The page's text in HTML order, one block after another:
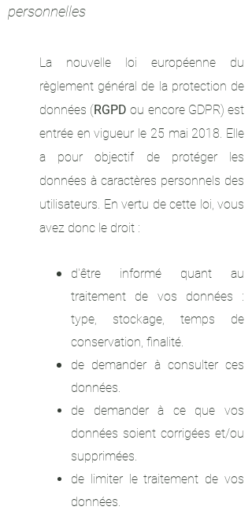
personnelles
La nouvelle loi européenne du
règlement général de la protection de
données (RGPD ou encore GDPR) est
entrée en vigueur le 25 mai 2018. Elle
a pour objectif de protéger les
données à caractères personnels des
utilisateurs. En vertu de cette loi, vous
avez donc le droit :
d'être informé quant au
traitement de vos données :
type, stockage, temps de
conservation, finalité.
de demander à consulter ces
données.
de demander à ce que vos
données soient corrigées et/ou
supprimées.
de limiter le traitement de vos
données.